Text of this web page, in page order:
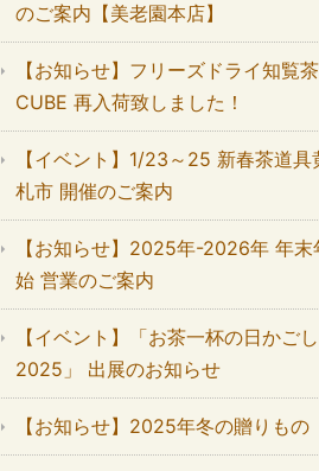
のご案内【美老園本店】
【お知らせ】フリーズドライ知覧茶
CUBE 再入荷致しました！
【イベント】1/23～25 新春茶道具
札市 開催のご案内
【お知らせ】2025年-2026年 年末
始 営業のご案内
【イベント】「お茶一杯の日かご
2025」 出展のお知らせ
【お知らせ】2025年冬の贈りもの